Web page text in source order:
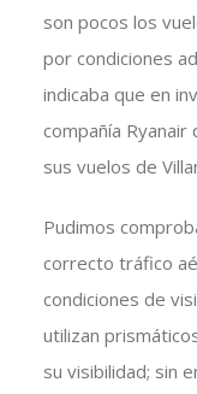
son pocos los
por condiciones
indicaba que en
compañía Ryanair
sus vuelos de
Pudimos
correcto tráfico
condiciones de
utilizan
su visibilidad; sin